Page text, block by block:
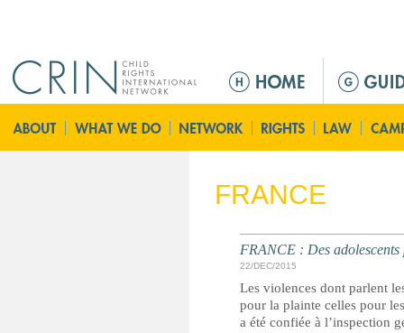
n
m
n
FRANCE
FRANCE : Des
22/DEC/2015
Les violences dont parlent
pour la plainte celles pour
a été confiée à l’inspection